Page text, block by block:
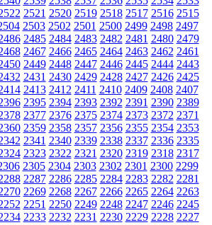
2521 2520 2519 2518 2517 2516 2515
2503 2502 2501 2500 2499 2498 2497
2485 2484 2483 2482 2481 2480 2479
2467 2466 2465 2464 2463 2462 2461
2449 2448 2447 2446 2445 2444 2443
2431 2430 2429 2428 2427 2426 2425
2413 2412 2411 2410 2409 2408 2407
2395 2394 2393 2392 2391 2390 2389
2377 2376 2375 2374 2373 2372 2371
2359 2358 2357 2356 2355 2354 2353
2341 2340 2339 2338 2337 2336 2335
2323 2322 2321 2320 2319 2318 2317
2305 2304 2303 2302 2301 2300 2299
2287 2286 2285 2284 2283 2282 2281
2269 2268 2267 2266 2265 2264 2263
2251 2250 2249 2248 2247 2246 2245
2233 2232 2231 2230 2229 2228 2227